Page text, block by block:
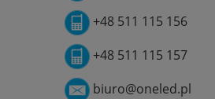
+48 511 115 156
+48 511 115 157
biuro@oneled.pl